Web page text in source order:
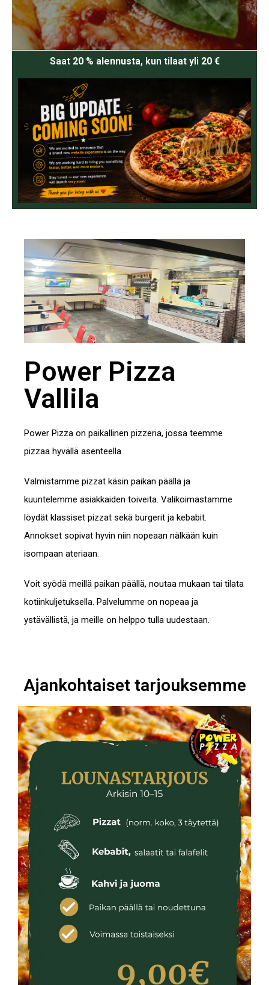
Saat 20 % alennusta, kun tilaat yli 20 €
Power Pizza
Vallila
Power Pizza on paikallinen pizzeria, jossa teemme
pizzaa hyvällä asenteella.
Valmistamme pizzat käsin paikan päällä ja
kuuntelemme asiakkaiden toiveita. Valikoimastamme
löydät klassiset pizzat sekä burgerit ja kebabit.
Annokset sopivat hyvin niin nopeaan nälkään kuin
isompaan ateriaan.
Voit syödä meillä paikan päällä, noutaa mukaan tai tilata
kotiinkuljetuksella. Palvelumme on nopeaa ja
ystävällistä, ja meille on helppo tulla uudestaan.
Ajankohtaiset tarjouksemme